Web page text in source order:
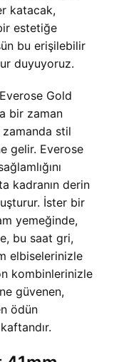
katacak,
estetiğe
bu erişilebilir
duyuyoruz.
Gold
bir zaman
zamanda stil
gelir. Everose
kadranın derin
İster bir
yemeğinde,
bu saat gri,
elbiselerinizle
kombinlerinizle
güvenen,
ödün